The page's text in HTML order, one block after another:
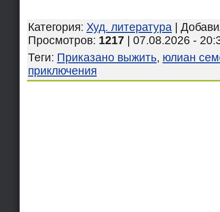
Категория: Худ. литература |
Просмотров: 1217 | 07.08.2026 -
Теги: Приказано выжить, юлиан
приключения